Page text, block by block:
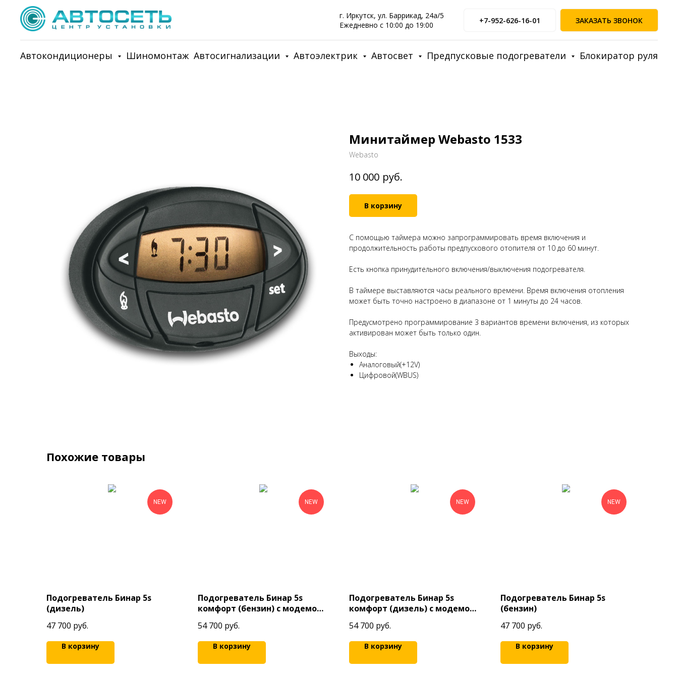
г. Иркутск, ул. Баррикад, 24а/5
Ежедневно с 10:00 до 19:00
+7-952-626-16-01 ЗАКАЗАТЬ ЗВОНОК
Автокондиционеры Шиномонтаж Автосигнализации Автоэлектрик Автосвет Предпусковые подогреватели Блокиратор руля
Минитаймер Webasto 1533
Webasto
10 000 руб.
В корзину
С помощью таймера можно запрограммировать время включения и
продолжительность работы предпускового отопителя от 10 до 60 минут.
Есть кнопка принудительного включения/выключения подогревателя.
В таймере выставляются часы реального времени. Время включения отопления
может быть точно настроено в диапазоне от 1 минуты до 24 часов.
Предусмотрено программирование 3 вариантов времени включения, из которых
активирован может быть только один.
Выходы:
Аналоговый(+12V)
Цифровой(WBUS)
Похожие товары
NEW
Подогреватель Бинар 5s
(дизель)
47 700 руб.
В корзину
NEW
Подогреватель Бинар 5s
комфорт (бензин) с модемом
54 700 руб.
В корзину
NEW
Подогреватель Бинар 5s
комфорт (дизель) с модемом
54 700 руб.
В корзину
NEW
Подогреватель Бинар 5s
(бензин)
47 700 руб.
В корзину